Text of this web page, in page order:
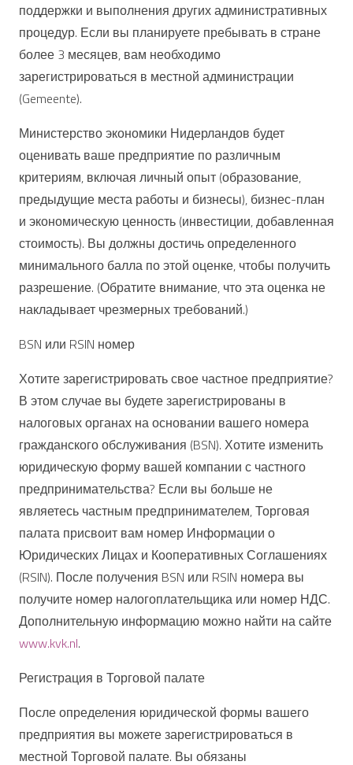
поддержки и выполнения других административных
процедур. Если вы планируете пребывать в стране
более 3 месяцев, вам необходимо
зарегистрироваться в местной администрации
(Gemeente).
Министерство экономики Нидерландов будет
оценивать ваше предприятие по различным
критериям, включая личный опыт (образование,
предыдущие места работы и бизнесы), бизнес-план
и экономическую ценность (инвестиции, добавленная
стоимость). Вы должны достичь определенного
минимального балла по этой оценке, чтобы получить
разрешение. (Обратите внимание, что эта оценка не
накладывает чрезмерных требований.)
BSN или RSIN номер
Хотите зарегистрировать свое частное предприятие?
В этом случае вы будете зарегистрированы в
налоговых органах на основании вашего номера
гражданского обслуживания (BSN). Хотите изменить
юридическую форму вашей компании с частного
предпринимательства? Если вы больше не
являетесь частным предпринимателем, Торговая
палата присвоит вам номер Информации о
Юридических Лицах и Кооперативных Соглашениях
(RSIN). После получения BSN или RSIN номера вы
получите номер налогоплательщика или номер НДС.
Дополнительную информацию можно найти на сайте
www.kvk.nl.
Регистрация в Торговой палате
После определения юридической формы вашего
предприятия вы можете зарегистрироваться в
местной Торговой палате. Вы обязаны